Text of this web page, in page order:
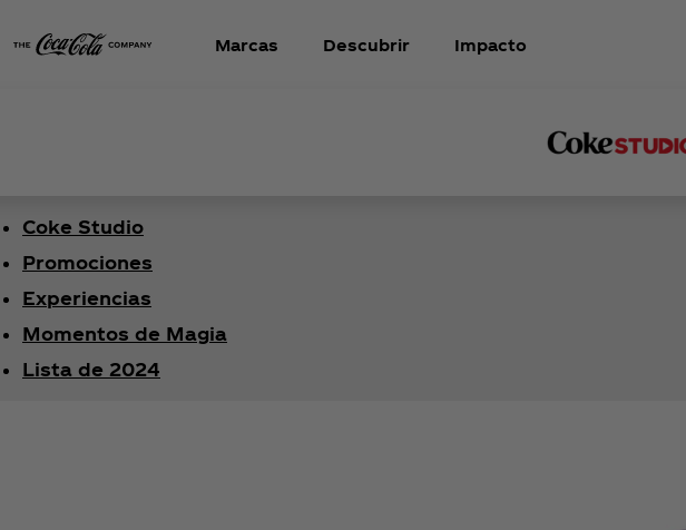
Marcas Descubrir Impacto
Coke Studio
Promociones
Experiencias
Momentos de Magia
Lista de 2024